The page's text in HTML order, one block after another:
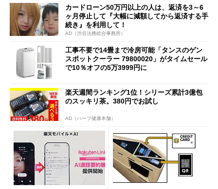
カードローン50万円以上の人は、返済を3～6
ヶ月停止して『大幅に減額してから返済する手
続き』を利用して！
AD（渋谷法務総合事務所）
工事不要で14畳まで冷房可能「タンスのゲン
スポットクーラー 79800020」がタイムセール
で10％オフの5万3999円に
楽天週間ランキング1位！シリーズ累計3億包
のスッキリ茶。380円でお試し
AD（ハーブ健康本舗）